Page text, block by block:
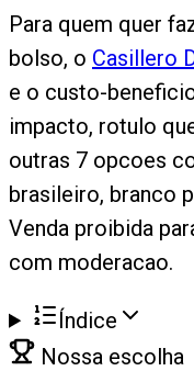
Para quem quer
bolso, o Casillero
e o custo-
impacto, rotulo
outras 7 opcoes
brasileiro, branco
Venda proibida
com moderacao.
Índice
Nossa escolha